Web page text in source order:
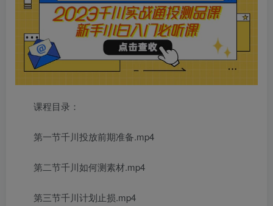
课程目录：
第一节千川投放前期准备.mp4
第二节千川如何测素材.mp4
第三节千川计划止损.mp4